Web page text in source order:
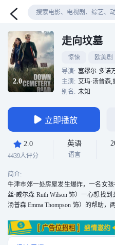
2.0
走向坟墓
惊悚 欧美剧
导演: 塞缪尔·多诺
主演: 艾玛·汤普森,
别名: 未知
立即播放
2.0
4439人评分
英语
语言
简介:
牛津市郊一处房屋发生爆炸，一名女
丝·威尔森 Ruth Wilson 饰）一心想找
汤普森 Emma Thompson 饰）的帮助